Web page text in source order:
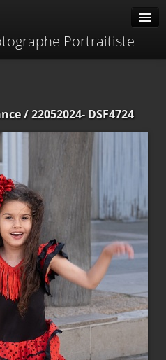
Portraitiste
/ 22052024- DSF4724